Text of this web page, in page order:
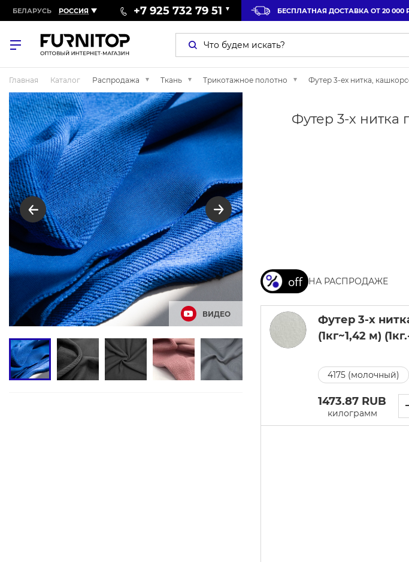
БЕЛАРУСЬ РОССИЯ +7 925 732 79 51 БЕСПЛАТНАЯ ДОСТАВКА ОТ 20 000
Главная Каталог Распродажа Ткань Трикотажное полотно Футер 3-ех нитка,
ВИДЕО
Футер 3-х нитка
НА РАСПРОДАЖЕ
Футер 3-х
(1кг~1,42 м)
4175 (молочный)
1473.87 RUB
килограмм